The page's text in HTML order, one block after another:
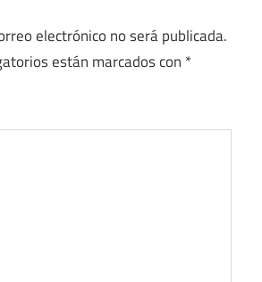
electrónico no será publicada.
están marcados con *